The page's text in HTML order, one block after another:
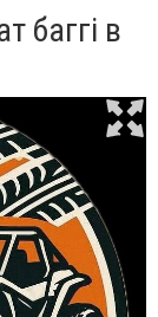
баггі в